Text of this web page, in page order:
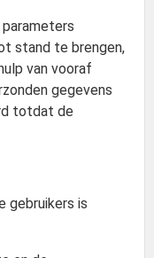
stand te brengen,
van vooraf
gegevens
totdat de
gebruikers is